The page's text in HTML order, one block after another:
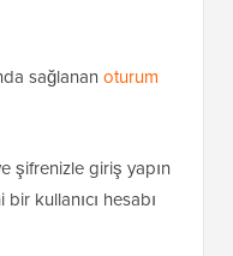
sağlanan oturum
şifrenizle giriş yapın
kullanıcı hesabı